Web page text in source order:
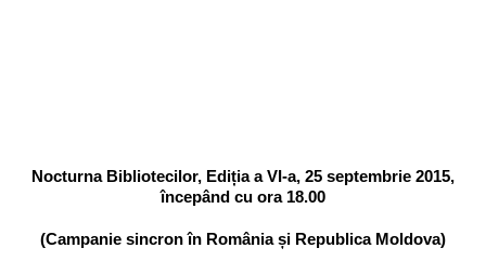
Nocturna Bibliotecilor, Ediția a VI-a, 25 septembrie 2015,
începând cu ora 18.00
(Campanie sincron în România și Republica Moldova)